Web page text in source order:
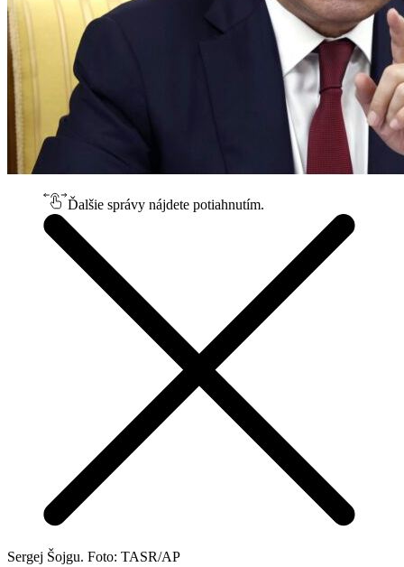
Ďalšie správy nájdete potiahnutím.
Sergej Šojgu. Foto: TASR/AP